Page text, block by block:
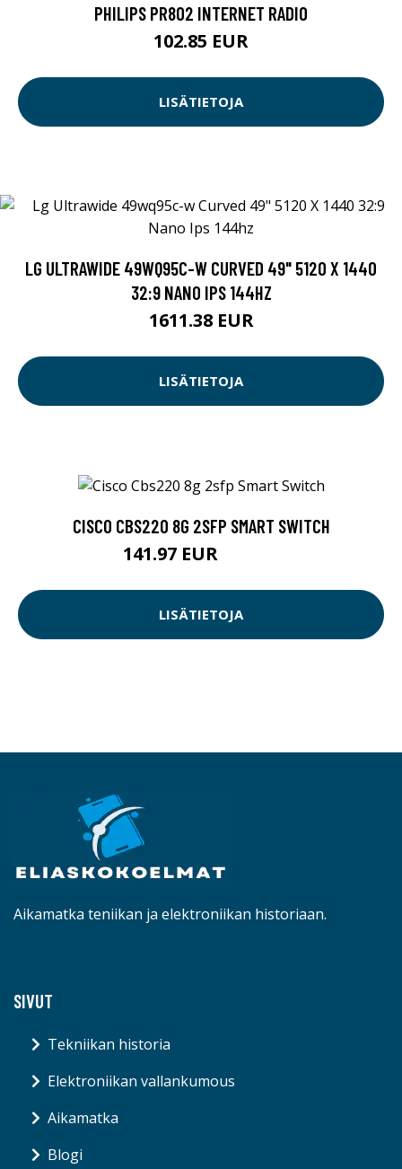
PHILIPS PR802 INTERNET RADIO
102.85 EUR
LISÄTIETOJA
LG ULTRAWIDE 49WQ95C-W CURVED 49" 5120 X 1440
32:9 NANO IPS 144HZ
1611.38 EUR
LISÄTIETOJA
CISCO CBS220 8G 2SFP SMART SWITCH
141.97 EUR
LISÄTIETOJA
Aikamatka teniikan ja elektroniikan historiaan.
SIVUT
Tekniikan historia
Elektroniikan vallankumous
Aikamatka
Blogi